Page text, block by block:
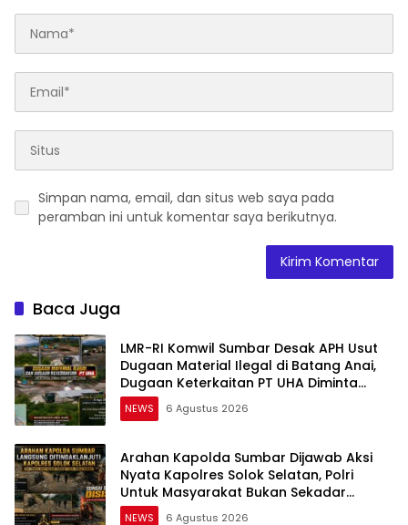
Simpan nama, email, dan situs web saya pada
peramban ini untuk komentar saya berikutnya.
Baca Juga
LMR-RI Komwil Sumbar Desak APH Usut
Dugaan Material Ilegal di Batang Anai,
Dugaan Keterkaitan PT UHA Diminta
Diselidiki Tuntas
NEWS 6 Agustus 2026
Arahan Kapolda Sumbar Dijawab Aksi
Nyata Kapolres Solok Selatan, Polri
Untuk Masyarakat Bukan Sekadar
Slogan
NEWS 6 Agustus 2026